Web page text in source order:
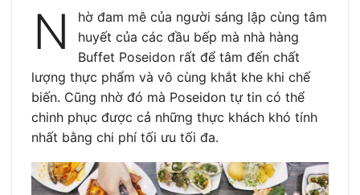
N
hờ đam mê của người sáng lập cùng tâm
huyết của các đầu bếp mà nhà hàng
Buffet Poseidon rất để tâm đến chất
lượng thực phẩm và vô cùng khắt khe khi chế
biến. Cũng nhờ đó mà Poseidon tự tin có thể
chinh phục được cả những thực khách khó tính
nhất bằng chi phí tối ưu tối đa.